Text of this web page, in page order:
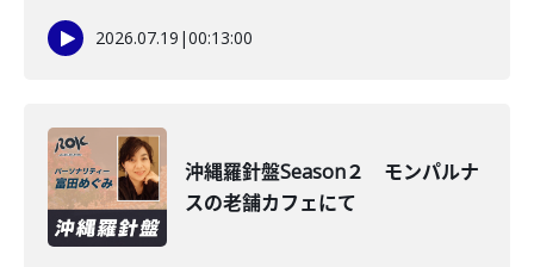
2026.07.19 |00:13:00
沖縄羅針盤Season２ モンパルナ
スの老舗カフェにて